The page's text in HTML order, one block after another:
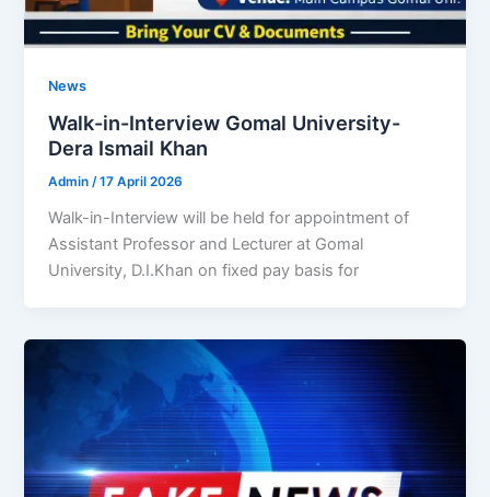
News
Walk-in-Interview Gomal University-
Dera Ismail Khan
Admin/17 April 2026
Walk-in-Interview will be held for appointment of
Assistant Professor and Lecturer at Gomal
University, D.I.Khan on fixed pay basis for